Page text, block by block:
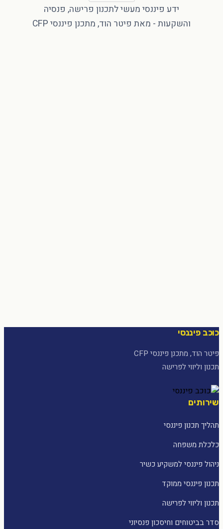
כוכב פיננסי
פיטר הוד, מתכנן פיננסי CFP
תכנון וליווי לפרישה
שירותים
תהליך תכנון פיננסי
כלכלת משפחה
ניהול פיננסי למשקיע כשיר
תכנון פיננסי ממוקד
תכנון וליווי לפרישה
סדר בביטוחים וחיסכון פנסיוני